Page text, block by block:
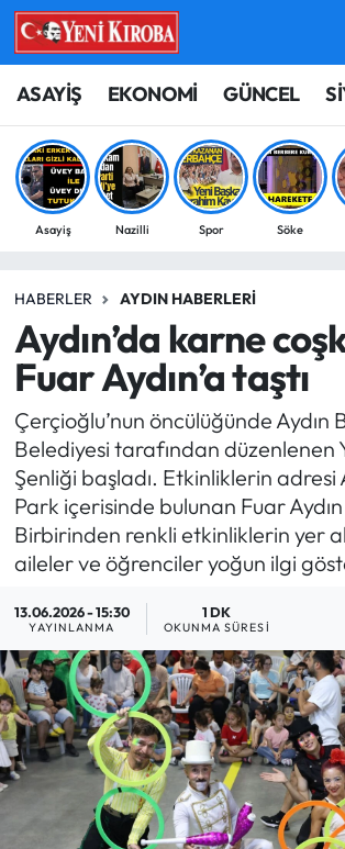
ASAYİŞ EKONOMİ GÜNCEL
Asayiş Nazilli Spor Söke
HABERLER AYDIN HABERLERI
Aydın’da karne
Fuar Aydın’a taştı
Çerçioğlu’nun öncülüğünde Aydın
Belediyesi tarafından düzenlenen
Şenliği başladı. Etkinliklerin adresi
Park içerisinde bulunan Fuar
Birbirinden renkli etkinliklerin yer
aileler ve öğrenciler yoğun ilgi
13.06.2026 - 15:30
YAYINLANMA
1 DK
OKUNMA SÜRESI
ASAYİŞ
BİLİM-TEKNOLOJİ
ÇEVRE
EĞİTİM
EKONOMİ
GÜNCEL
GÜNDEM
MAGAZİN
SPOR
TARIM
TURİZM
Aydın Nöbetçi Eczaneler
Aydın Hava Durumu
Aydin Namaz Vakitleri
Süper Lig Puan Durumu ve Fikstür
Tüm Manşetler
Son Dakika Haberleri
Haber Arşivi